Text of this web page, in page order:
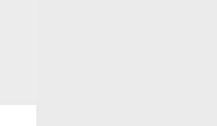
各投資信託関連ページに掲載してい
提供元」という）に帰属します。本
の如何を問わず一切の責任を負いま